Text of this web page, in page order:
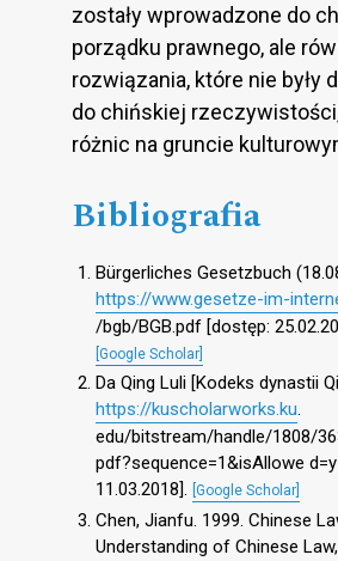
zostały wprowadzone do
porządku prawnego, ale
rozwiązania, które nie były
do chińskiej
różnic na gruncie
Bibliografia
Bürgerliches Gesetzbuch
https://www.gesetze-im-
/bgb/BGB.pdf [dostęp:
[Google Scholar]
Da Qing Luli [Kodeks dynastii
https://kuscholarworks.ku.
edu/bitstream/handle/1808/
pdf?sequence=1&isAllowe
11.03.2018]. [Google Scholar]
Chen, Jianfu. 1999. Chinese
Understanding of Chinese